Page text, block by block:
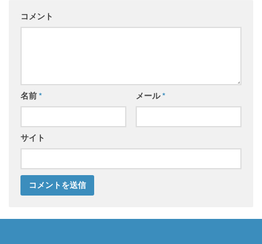
コメント
名前* メール*
サイト